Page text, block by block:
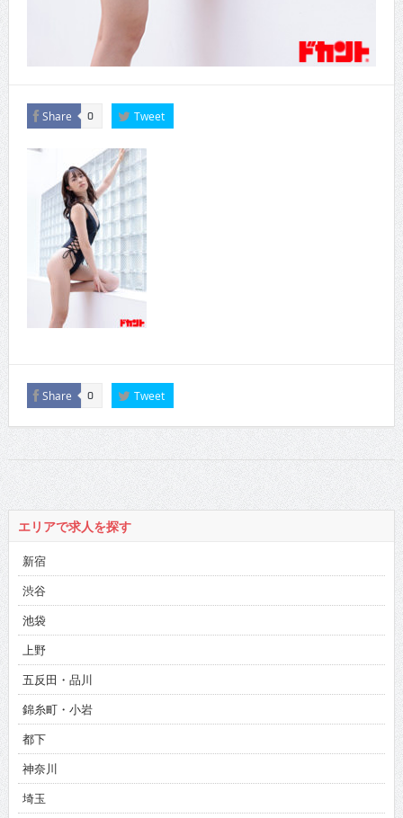
Share 0 Tweet
Share 0 Tweet
エリアで求人を探す
新宿
渋谷
池袋
上野
五反田・品川
錦糸町・小岩
都下
神奈川
埼玉